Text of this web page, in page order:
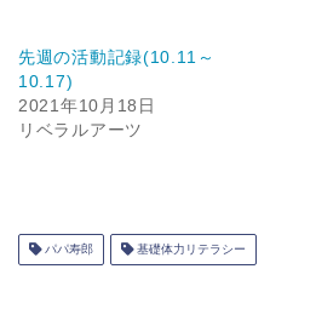
先週の活動記録(10.11～
10.17)
2021年10月18日
リベラルアーツ
パパ寿郎 基礎体力リテラシー